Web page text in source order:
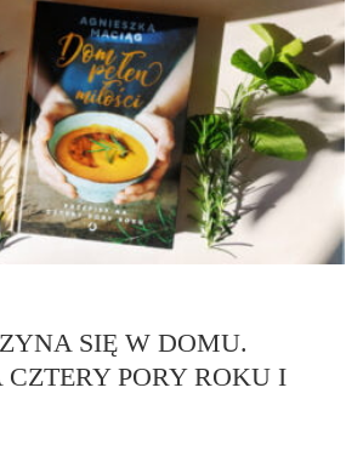
SIĘ W DOMU.
CZTERY PORY ROKU I